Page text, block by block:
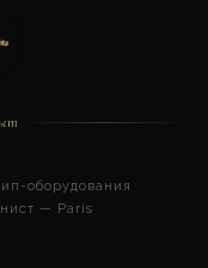
оборудования
— Paris